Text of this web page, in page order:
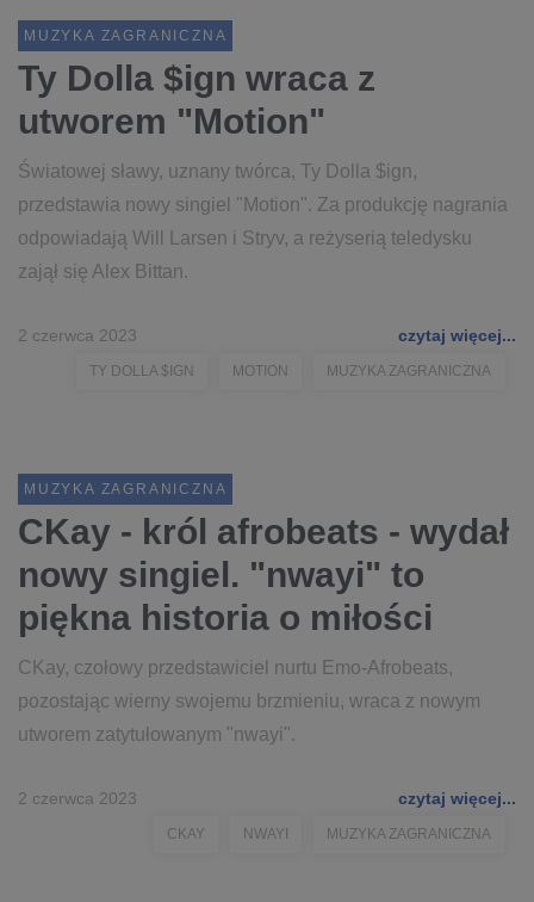
MUZYKA ZAGRANICZNA
Ty Dolla $ign wraca z
utworem "Motion"
Światowej sławy, uznany twórca, Ty Dolla $ign,
przedstawia nowy singiel "Motion". Za produkcję nagrania
odpowiadają Will Larsen i Stryv, a reżyserią teledysku
zajął się Alex Bittan.
2 czerwca 2023 czytaj więcej...
TY DOLLA $IGN MOTION MUZYKA ZAGRANICZNA
MUZYKA ZAGRANICZNA
CKay - król afrobeats - wydał
nowy singiel. "nwayi" to
piękna historia o miłości
CKay, czołowy przedstawiciel nurtu Emo-Afrobeats,
pozostając wierny swojemu brzmieniu, wraca z nowym
utworem zatytułowanym "nwayi".
2 czerwca 2023 czytaj więcej...
CKAY NWAYI MUZYKA ZAGRANICZNA